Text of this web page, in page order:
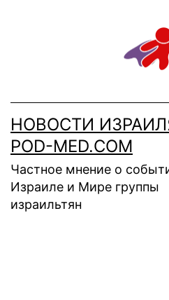
НОВОСТИ
POD-MED.COM
Частное мнение о
Израиле и Мире группы
израильтян